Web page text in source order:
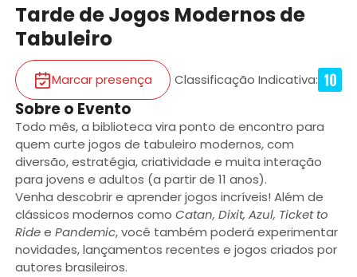
Tarde de Jogos Modernos de
Tabuleiro
Marcar presença Classificação Indicativa:
Sobre o Evento
Todo mês, a biblioteca vira ponto de encontro para
quem curte jogos de tabuleiro modernos, com
diversão, estratégia, criatividade e muita interação
para jovens e adultos (a partir de 11 anos).
Venha descobrir e aprender jogos incríveis! Além de
clássicos modernos como Catan, Dixit, Azul, Ticket to
Ridee Pandemic, você também poderá experimentar
novidades, lançamentos recentes e jogos criados por
autores brasileiros.